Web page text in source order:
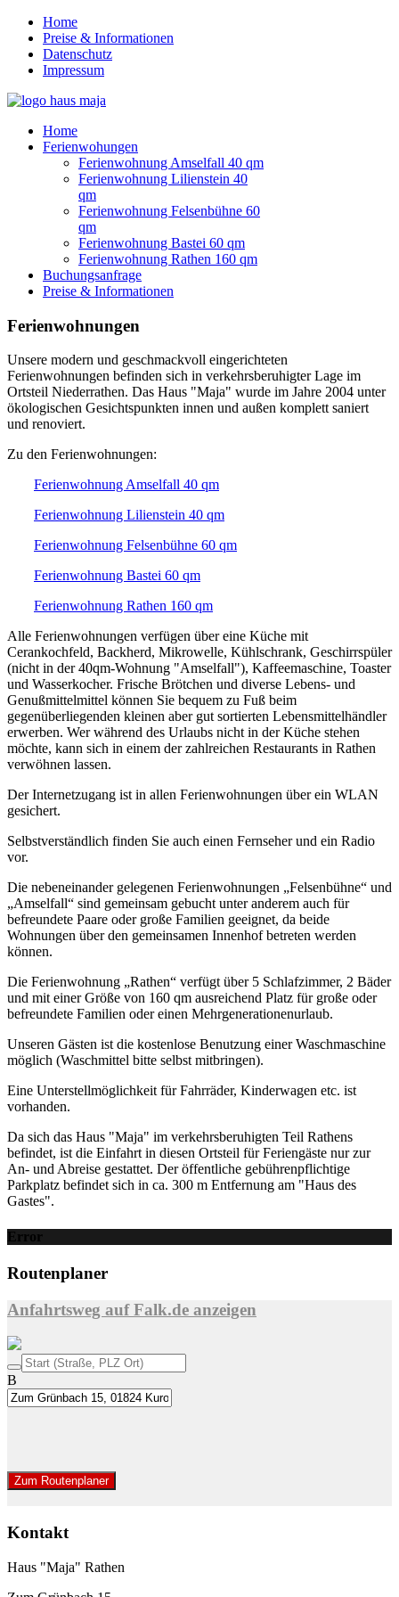
Home
Preise & Informationen
Datenschutz
Impressum
Home
Ferienwohungen
Ferienwohnung Amselfall 40 qm
Ferienwohnung Lilienstein 40
qm
Ferienwohnung Felsenbühne 60
qm
Ferienwohnung Bastei 60 qm
Ferienwohnung Rathen 160 qm
Buchungsanfrage
Preise & Informationen
Ferienwohnungen
Unsere modern und geschmackvoll eingerichteten
Ferienwohnungen befinden sich in verkehrsberuhigter Lage im
Ortsteil Niederrathen. Das Haus "Maja" wurde im Jahre 2004 unter
ökologischen Gesichtspunkten innen und außen komplett saniert
und renoviert.
Zu den Ferienwohnungen:
Ferienwohnung Amselfall 40 qm
Ferienwohnung Lilienstein 40 qm
Ferienwohnung Felsenbühne 60 qm
Ferienwohnung Bastei 60 qm
Ferienwohnung Rathen 160 qm
Alle Ferienwohnungen verfügen über eine Küche mit
Cerankochfeld, Backherd, Mikrowelle, Kühlschrank, Geschirrspüler
(nicht in der 40qm-Wohnung "Amselfall"), Kaffeemaschine, Toaster
und Wasserkocher. Frische Brötchen und diverse Lebens- und
Genußmittelmittel können Sie bequem zu Fuß beim
gegenüberliegenden kleinen aber gut sortierten Lebensmittelhändler
erwerben. Wer während des Urlaubs nicht in der Küche stehen
möchte, kann sich in einem der zahlreichen Restaurants in Rathen
verwöhnen lassen.
Der Internetzugang ist in allen Ferienwohnungen über ein WLAN
gesichert.
Selbstverständlich finden Sie auch einen Fernseher und ein Radio
vor.
Die nebeneinander gelegenen Ferienwohnungen „Felsenbühne“ und
„Amselfall“ sind gemeinsam gebucht unter anderem auch für
befreundete Paare oder große Familien geeignet, da beide
Wohnungen über den gemeinsamen Innenhof betreten werden
können.
Die Ferienwohnung „Rathen“ verfügt über 5 Schlafzimmer, 2 Bäder
und mit einer Größe von 160 qm ausreichend Platz für große oder
befreundete Familien oder einen Mehrgenerationenurlaub.
Unseren Gästen ist die kostenlose Benutzung einer Waschmaschine
möglich (Waschmittel bitte selbst mitbringen).
Eine Unterstellmöglichkeit für Fahrräder, Kinderwagen etc. ist
vorhanden.
Da sich das Haus "Maja" im verkehrsberuhigten Teil Rathens
befindet, ist die Einfahrt in diesen Ortsteil für Feriengäste nur zur
An- und Abreise gestattet. Der öffentliche gebührenpflichtige
Parkplatz befindet sich in ca. 300 m Entfernung am "Haus des
Gastes".
Error
Routenplaner
Anfahrtsweg auf Falk.de anzeigen
B
Zum Routenplaner
Kontakt
Haus "Maja" Rathen